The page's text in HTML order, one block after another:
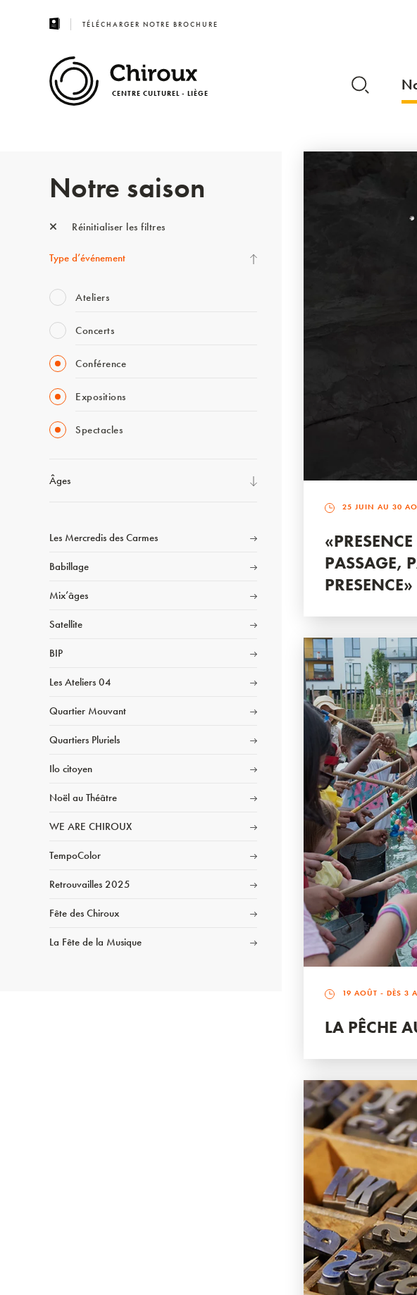
TÉLÉCHARGER NOTRE BROCHURE
CENTRE CULTUREL - LIÈGE
Notre saison
Réinitialiser les filtres
Type d’événement
Ateliers
Concerts
Conférence
Expositions
Spectacles
Âges
Les Mercredis des Carmes
Babillage
Mix’âges
Satellite
BIP
Les Ateliers 04
Quartier Mouvant
Quartiers Pluriels
Ilo citoyen
Noël au Théâtre
WE ARE CHIROUX
TempoColor
Retrouvailles 2025
Fête des Chiroux
La Fête de la Musique
25 JUIN AU 30
PASSAGE,
19 AOÛT - DÈS 3
LA PÊCHE